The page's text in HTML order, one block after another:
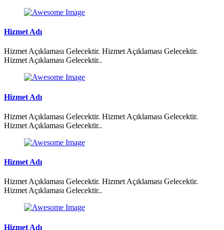
Hizmet Adı
Hizmet Açıklaması Gelecektir. Hizmet Açıklaması Gelecektir.
Hizmet Açıklaması Gelecektir..
Hizmet Adı
Hizmet Açıklaması Gelecektir. Hizmet Açıklaması Gelecektir.
Hizmet Açıklaması Gelecektir..
Hizmet Adı
Hizmet Açıklaması Gelecektir. Hizmet Açıklaması Gelecektir.
Hizmet Açıklaması Gelecektir..
Hizmet Adı